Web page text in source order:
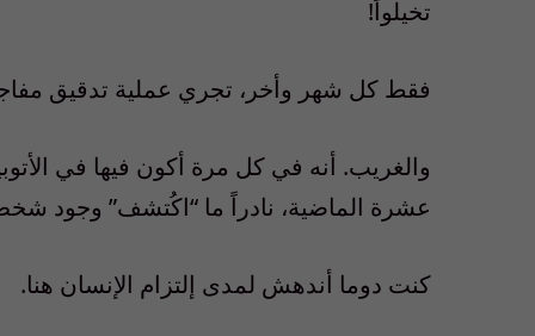
تخيلواَ!
فقط كل شهر وأخر، تجري عملية تدقيق
والغريب. أنه في كل مرة أكون فيها في
عشرة الماضية، نادراً ما “اكُتشف” وجود
كنت دوما أندهش لمدى إلتزام الإنسان هنا.